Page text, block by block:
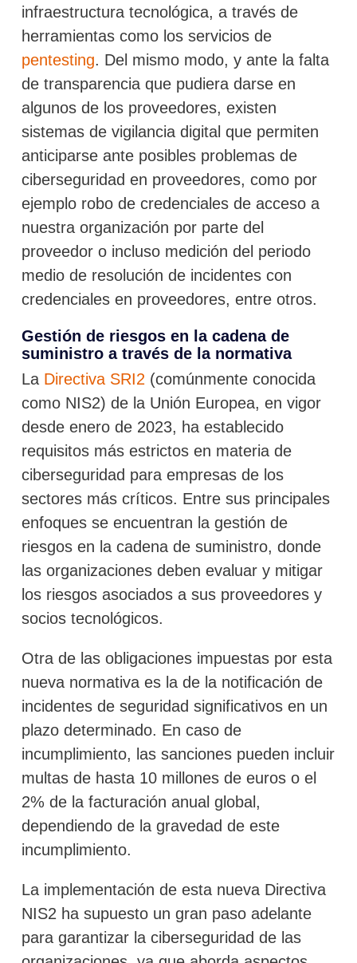
infraestructura tecnológica, a través de
herramientas como los servicios de
pentesting. Del mismo modo, y ante la falta
de transparencia que pudiera darse en
algunos de los proveedores, existen
sistemas de vigilancia digital que permiten
anticiparse ante posibles problemas de
ciberseguridad en proveedores, como por
ejemplo robo de credenciales de acceso a
nuestra organización por parte del
proveedor o incluso medición del periodo
medio de resolución de incidentes con
credenciales en proveedores, entre otros.
Gestión de riesgos en la cadena de
suministro a través de la normativa
La Directiva SRI2 (comúnmente conocida
como NIS2) de la Unión Europea, en vigor
desde enero de 2023, ha establecido
requisitos más estrictos en materia de
ciberseguridad para empresas de los
sectores más críticos. Entre sus principales
enfoques se encuentran la gestión de
riesgos en la cadena de suministro, donde
las organizaciones deben evaluar y mitigar
los riesgos asociados a sus proveedores y
socios tecnológicos.
Otra de las obligaciones impuestas por esta
nueva normativa es la de la notificación de
incidentes de seguridad significativos en un
plazo determinado. En caso de
incumplimiento, las sanciones pueden incluir
multas de hasta 10 millones de euros o el
2% de la facturación anual global,
dependiendo de la gravedad de este
incumplimiento.
La implementación de esta nueva Directiva
NIS2 ha supuesto un gran paso adelante
para garantizar la ciberseguridad de las